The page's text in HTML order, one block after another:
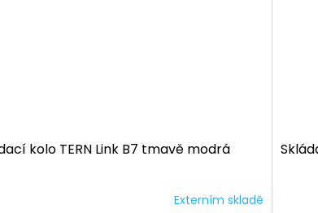
kolo TERN Link B7 tmavě modrá
Externím skladě